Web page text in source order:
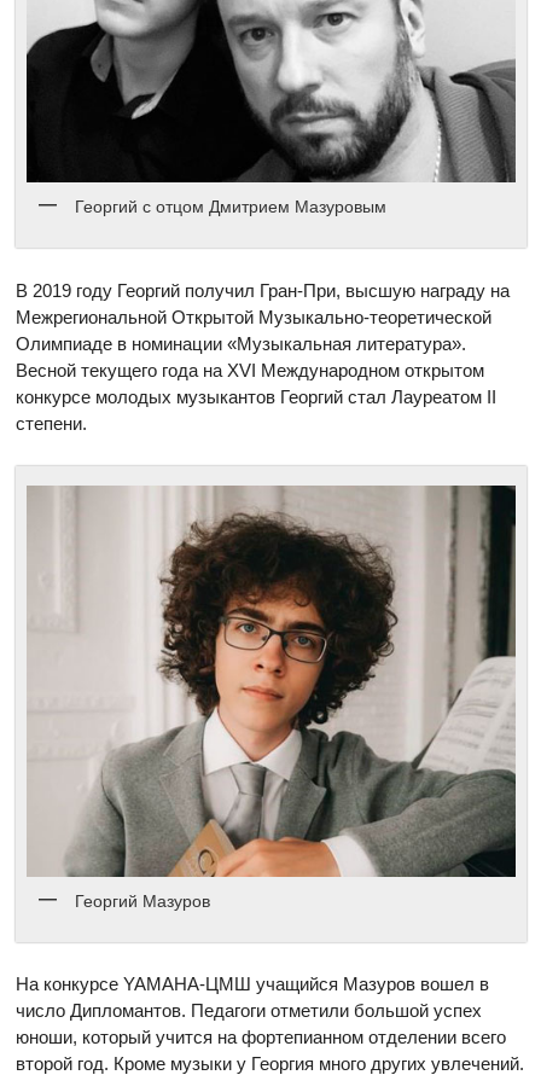
Георгий с отцом Дмитрием Мазуровым
В 2019 году Георгий получил Гран-При, высшую награду на
Межрегиональной Открытой Музыкально-теоретической
Олимпиаде в номинации «Музыкальная литература».
Весной текущего года на XVI Международном открытом
конкурсе молодых музыкантов Георгий стал Лауреатом II
степени.
Георгий Мазуров
На конкурсе YAMAHA-ЦМШ учащийся Мазуров вошел в
число Дипломантов. Педагоги отметили большой успех
юноши, который учится на фортепианном отделении всего
второй год. Кроме музыки у Георгия много других увлечений.